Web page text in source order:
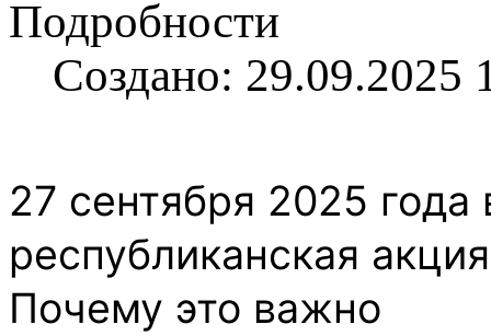
Подробности
Создано: 29.09.2025
27 сентября 2025
республиканская
Почему это важно